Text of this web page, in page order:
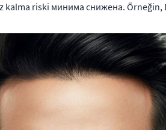
kalma riski минима снижена.